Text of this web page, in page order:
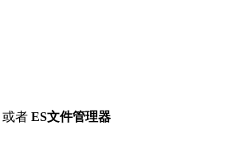
或者 ES文件管理器